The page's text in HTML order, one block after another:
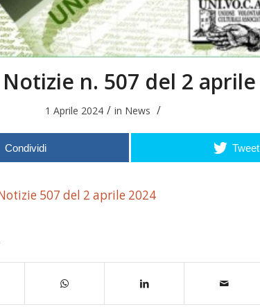
Notizie n. 507 del 2
1 Aprile 2024 / in News /
Condividi Tweet
507 del 2 aprile 2024